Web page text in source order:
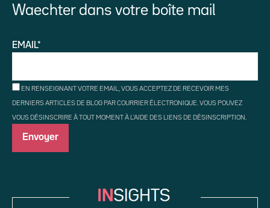
Waechter dans votre boîte mail
EMAIL*
EN RENSEIGNANT VOTRE EMAIL, VOUS ACCEPTEZ DE RECEVOIR MES
DERNIERS ARTICLES DE BLOG PAR COURRIER ÉLECTRONIQUE. VOUS POUVEZ
VOUS DÉSINSCRIRE À TOUT MOMENT À L'AIDE DES LIENS DE DÉSINSCRIPTION.